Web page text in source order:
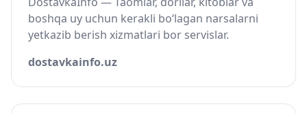
boshqa uy uchun kerakli bo‘lagan narsalarni
yetkazib berish xizmatlari bor servislar.
dostavkainfo.uz